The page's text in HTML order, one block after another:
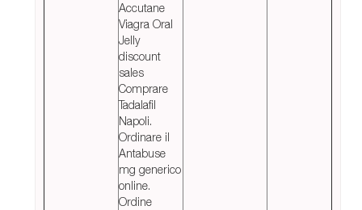
Accutane
Viagra Oral
Jelly
discount
sales
Comprare
Tadalafil
Napoli.
Ordinare il
Antabuse
mg generico
online.
Ordine